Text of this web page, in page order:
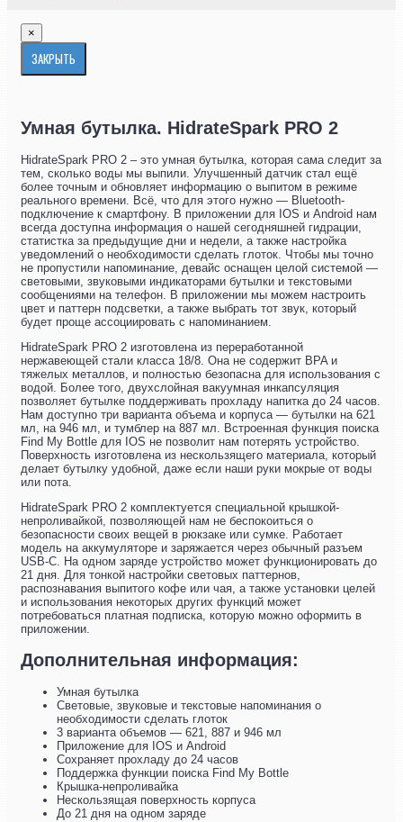
×
ЗАКРЫТЬ
Умная бутылка. HidrateSpark PRO 2
HidrateSpark PRO 2 – это умная бутылка, которая сама следит за
тем, сколько воды мы выпили. Улучшенный датчик стал ещё
более точным и обновляет информацию о выпитом в режиме
реального времени. Всё, что для этого нужно — Bluetooth-
подключение к смартфону. В приложении для IOS и Android нам
всегда доступна информация о нашей сегодняшней гидрации,
статистка за предыдущие дни и недели, а также настройка
уведомлений о необходимости сделать глоток. Чтобы мы точно
не пропустили напоминание, девайс оснащен целой системой —
световыми, звуковыми индикаторами бутылки и текстовыми
сообщениями на телефон. В приложении мы можем настроить
цвет и паттерн подсветки, а также выбрать тот звук, который
будет проще ассоциировать с напоминанием.
HidrateSpark PRO 2 изготовлена из переработанной
нержавеющей стали класса 18/8. Она не содержит BPA и
тяжелых металлов, и полностью безопасна для использования с
водой. Более того, двухслойная вакуумная инкапсуляция
позволяет бутылке поддерживать прохладу напитка до 24 часов.
Нам доступно три варианта объема и корпуса — бутылки на 621
мл, на 946 мл, и тумблер на 887 мл. Встроенная функция поиска
Find My Bottle для IOS не позволит нам потерять устройство.
Поверхность изготовлена из нескользящего материала, который
делает бутылку удобной, даже если наши руки мокрые от воды
или пота.
HidrateSpark PRO 2 комплектуется специальной крышкой-
непроливайкой, позволяющей нам не беспокоиться о
безопасности своих вещей в рюкзаке или сумке. Работает
модель на аккумуляторе и заряжается через обычный разъем
USB-C. На одном заряде устройство может функционировать до
21 дня. Для тонкой настройки световых паттернов,
распознавания выпитого кофе или чая, а также установки целей
и использования некоторых других функций может
потребоваться платная подписка, которую можно оформить в
приложении.
Дополнительная информация:
Умная бутылка
Световые, звуковые и текстовые напоминания о
необходимости сделать глоток
3 варианта объемов — 621, 887 и 946 мл
Приложение для IOS и Android
Сохраняет прохладу до 24 часов
Поддержка функции поиска Find My Bottle
Крышка-непроливайка
Нескользящая поверхность корпуса
До 21 дня на одном заряде